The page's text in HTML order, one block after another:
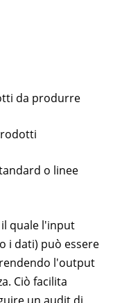
da produrre
o linee
quale l'input
i dati) può essere
l'output
Ciò facilita